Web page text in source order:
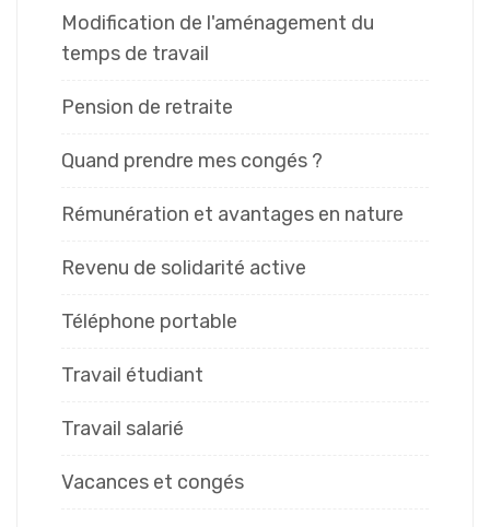
Modification de l'aménagement du
temps de travail
Pension de retraite
Quand prendre mes congés ?
Rémunération et avantages en nature
Revenu de solidarité active
Téléphone portable
Travail étudiant
Travail salarié
Vacances et congés